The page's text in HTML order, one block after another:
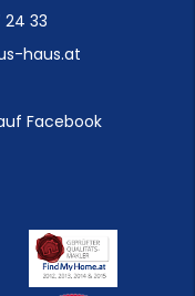
24 33
haus.at
Facebook